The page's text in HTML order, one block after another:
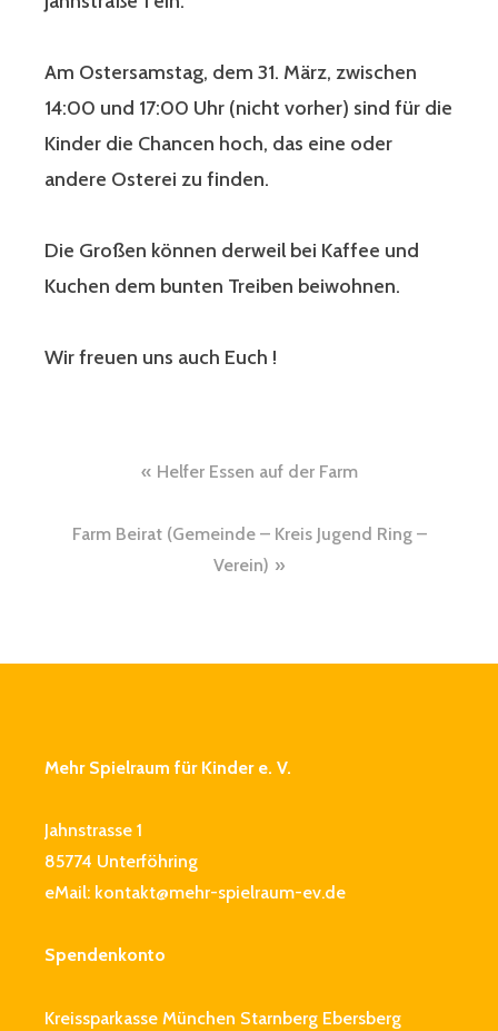
Am Ostersamstag, dem 31. März, zwischen
14:00 und 17:00 Uhr (nicht vorher) sind für die
Kinder die Chancen hoch, das eine oder
andere Osterei zu finden.
Die Großen können derweil bei Kaffee und
Kuchen dem bunten Treiben beiwohnen.
Wir freuen uns auch Euch !
Beitragsnavigation
Helfer Essen auf der Farm
Farm Beirat (Gemeinde – Kreis Jugend Ring –
Verein)
Mehr Spielraum für Kinder e. V.
Jahnstrasse 1
85774 Unterföhring
eMail: kontakt@mehr-spielraum-ev.de
Spendenkonto
Kreissparkasse München Starnberg Ebersberg